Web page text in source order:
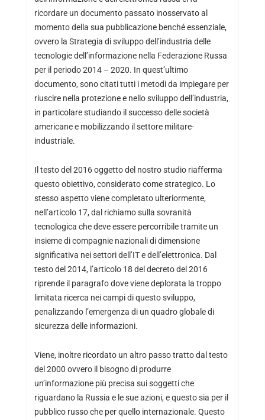
ricordare un documento passato inosservato al
momento della sua pubblicazione benché essenziale,
ovvero la Strategia di sviluppo dell’industria delle
tecnologie dell’informazione nella Federazione Russa
per il periodo 2014 – 2020. In quest’ultimo
documento, sono citati tutti i metodi da impiegare per
riuscire nella protezione e nello sviluppo dell’industria,
in particolare studiando il successo delle società
americane e mobilizzando il settore militare-
industriale.
Il testo del 2016 oggetto del nostro studio riafferma
questo obiettivo, considerato come strategico. Lo
stesso aspetto viene completato ulteriormente,
nell’articolo 17, dal richiamo sulla sovranità
tecnologica che deve essere percorribile tramite un
insieme di compagnie nazionali di dimensione
significativa nei settori dell’IT e dell’elettronica. Dal
testo del 2014, l’articolo 18 del decreto del 2016
riprende il paragrafo dove viene deplorata la troppo
limitata ricerca nei campi di questo sviluppo,
penalizzando l’emergenza di un quadro globale di
sicurezza delle informazioni.
Viene, inoltre ricordato un altro passo tratto dal testo
del 2000 ovvero il bisogno di produrre
un’informazione più precisa sui soggetti che
riguardano la Russia e le sue azioni, e questo sia per il
pubblico russo che per quello internazionale. Questo